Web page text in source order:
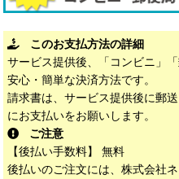
このお支払方法の詳細
サービス提供後、「コンビニ」
安心・簡単な決済方法です。
請求書は、サービス提供後に郵
にお支払いをお願いします。
ご注意
【後払い手数料】 無料
後払いのご注文には、株式会社